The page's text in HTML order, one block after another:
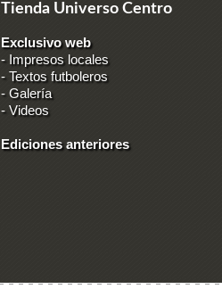
Tienda Universo Centro
Exclusivo web
- Impresos locales
- Textos futboleros
-Galería
-Videos
Ediciones anteriores